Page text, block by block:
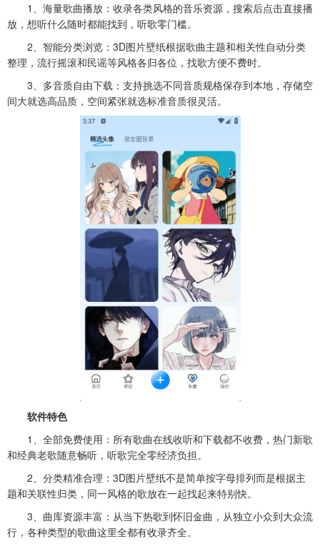
1、海量歌曲播放：收录各类风格的音乐资源，搜索后点击直接播
放，想听什么随时都能找到，听歌零门槛。
2、智能分类浏览：3D图片壁纸根据歌曲主题和相关性自动分类
整理，流行摇滚和民谣等风格各归各位，找歌方便不费时。
3、多音质自由下载：支持挑选不同音质规格保存到本地，存储空
间大就选高品质，空间紧张就选标准音质很灵活。
软件特色
1、全部免费使用：所有歌曲在线收听和下载都不收费，热门新歌
和经典老歌随意畅听，听歌完全零经济负担。
2、分类精准合理：3D图片壁纸不是简单按字母排列而是根据主
题和关联性归类，同一风格的歌放在一起找起来特别快。
3、曲库资源丰富：从当下热歌到怀旧金曲，从独立小众到大众流
行，各种类型的歌曲这里全都有收录齐全。